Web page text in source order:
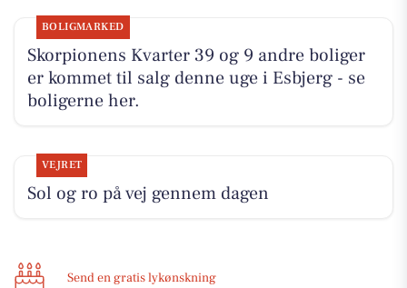
BOLIGMARKED
Skorpionens Kvarter 39 og 9 andre boliger
er kommet til salg denne uge i Esbjerg - se
boligerne her.
VEJRET
Sol og ro på vej gennem dagen
Send en gratis lykønskning